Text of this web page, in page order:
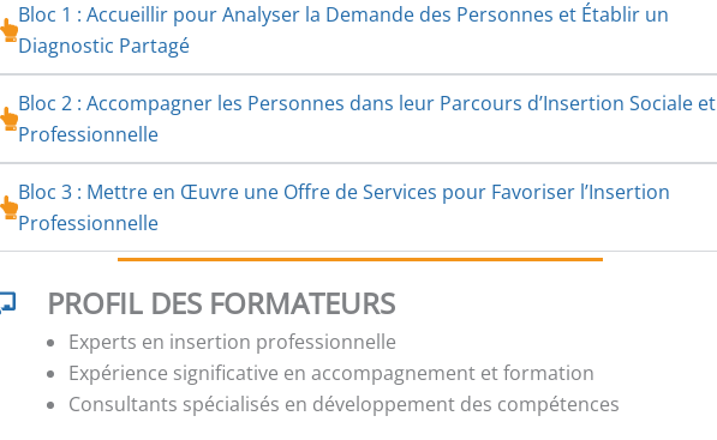
Bloc 1 : Accueillir pour Analyser la Demande des Personnes et Établir un
Diagnostic Partagé
Bloc 2 : Accompagner les Personnes dans leur Parcours d’Insertion Sociale et
Professionnelle
Bloc 3 : Mettre en Œuvre une Offre de Services pour Favoriser l’Insertion
Professionnelle
PROFIL DES FORMATEURS
Experts en insertion professionnelle
Expérience significative en accompagnement et formation
Consultants spécialisés en développement des compétences